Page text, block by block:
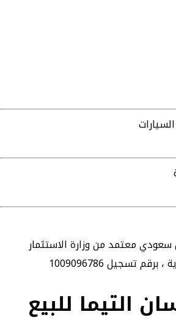
معتمد من وزارة الاستثمار
،برقم تسجيل 1009096786
التيما للبيع